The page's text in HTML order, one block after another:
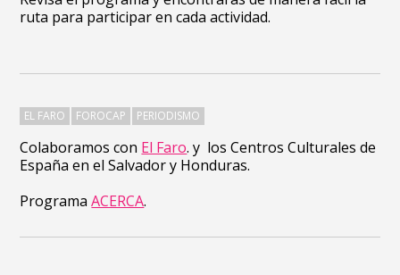
Colaboramos con El Faro. y los Centros Culturales de
España en el Salvador y Honduras.
ProgramaACERCA.
ruta para participar en cada actividad.
EL FARO FOROCAP PERIODISMO